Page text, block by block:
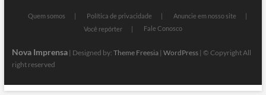
Quem somos Política de privacidade
Anuncie em nosso site
Você repórter
Fale Conosco
Nova Imprensa| Designed by: Theme Freesia| WordPress| © Copyright All
right reserved